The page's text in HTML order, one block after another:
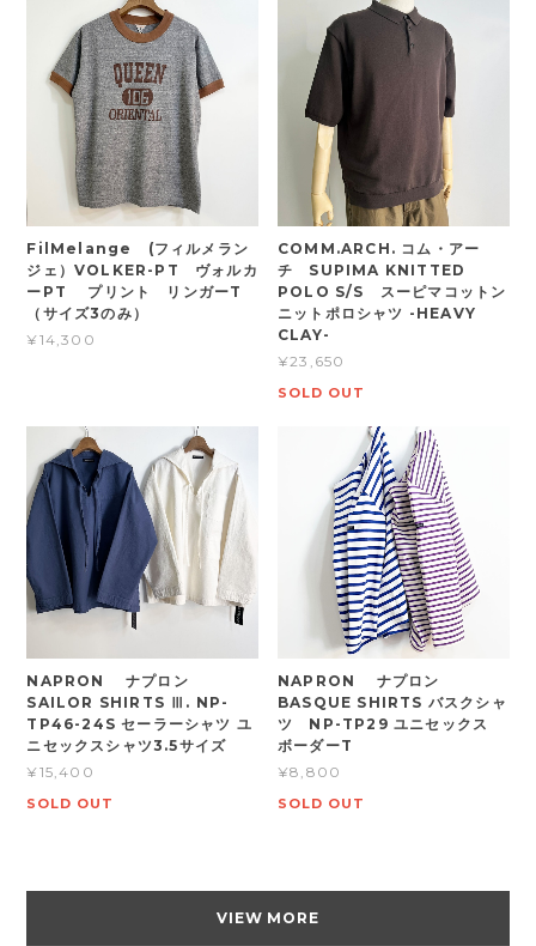
FilMelange (フィルメラン
ジェ）VOLKER-PT ヴォルカ
ーPT プリント リンガーT
（サイズ3のみ）
¥14,300
COMM.ARCH. コム・アー
チ SUPIMA KNITTED
POLO S/S スーピマコットン
ニットポロシャツ -HEAVY
CLAY-
¥23,650
SOLD OUT
NAPRON ナプロン
SAILOR SHIRTS Ⅲ. NP-
TP46-24S セーラーシャツ ユ
ニセックスシャツ3.5サイズ
¥15,400
SOLD OUT
NAPRON ナプロン
BASQUE SHIRTS バスクシャ
ツ NP-TP29 ユニセックス
ボーダーT
¥8,800
SOLD OUT
VIEW MORE